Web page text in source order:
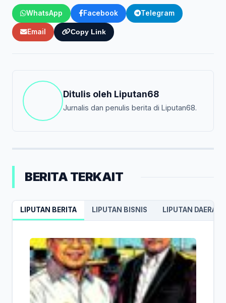
WhatsApp Facebook Telegram
Email Copy Link
Ditulis oleh Liputan68
Jurnalis dan penulis berita di Liputan68.
BERITA TERKAIT
LIPUTAN BERITA LIPUTAN BISNIS LIPUTAN DAERAH